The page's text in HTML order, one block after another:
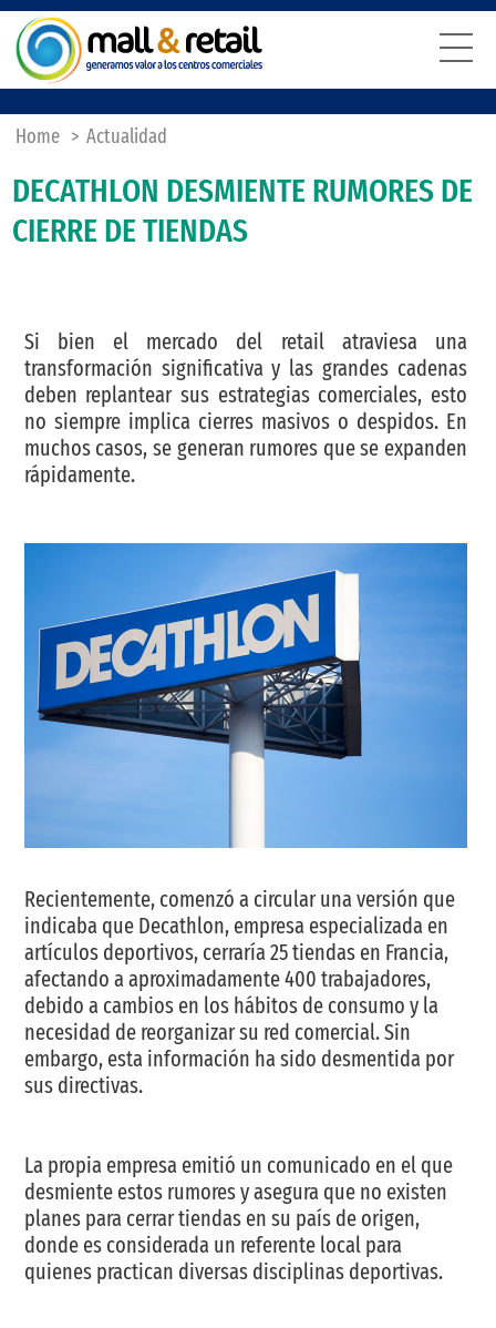
Home > Actualidad
DECATHLON DESMIENTE RUMORES DE
CIERRE DE TIENDAS
Si bien el mercado del retail atraviesa una
transformación significativa y las grandes cadenas
deben replantear sus estrategias comerciales, esto
no siempre implica cierres masivos o despidos. En
muchos casos, se generan rumores que se expanden
rápidamente.
Recientemente, comenzó a circular una versión que
indicaba que Decathlon, empresa especializada en
artículos deportivos, cerraría 25 tiendas en Francia,
afectando a aproximadamente 400 trabajadores,
debido a cambios en los hábitos de consumo y la
necesidad de reorganizar su red comercial. Sin
embargo, esta información ha sido desmentida por
sus directivas.
La propia empresa emitió un comunicado en el que
desmiente estos rumores y asegura que no existen
planes para cerrar tiendas en su país de origen,
donde es considerada un referente local para
quienes practican diversas disciplinas deportivas.